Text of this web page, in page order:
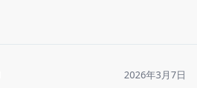
2026年3月7日